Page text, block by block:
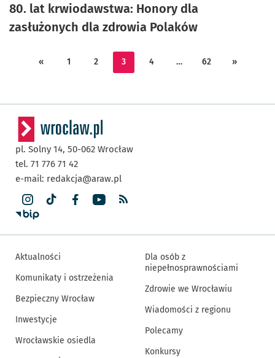
80. lat krwiodawstwa: Honory dla
zasłużonych dla zdrowia Polaków
« 1 2 3 4 … 62 »
pl. Solny 14, 50-062 Wrocław
tel. 71 776 71 42
e-mail: redakcja@araw.pl
Aktualności
Komunikaty i ostrzeżenia
Bezpieczny Wrocław
Inwestycje
Wrocławskie osiedla
Dla osób z
niepełnosprawnościami
Zdrowie we Wrocławiu
Wiadomości z regionu
Polecamy
Konkursy